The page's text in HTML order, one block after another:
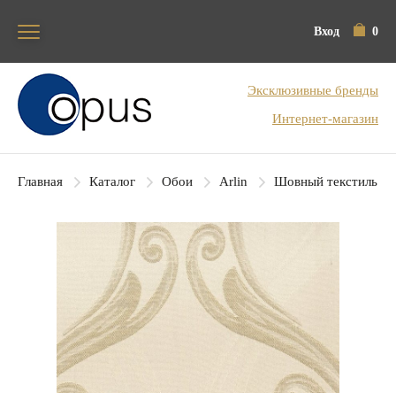
Вход 0
Блок поиска
Эксклюзивные бренды
Интернет-магазин
Главная Каталог Обои Arlin Шовный текстиль